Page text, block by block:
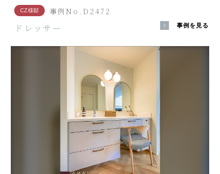
CZ様邸 事例No.D2472
ドレッサー 事例を見る